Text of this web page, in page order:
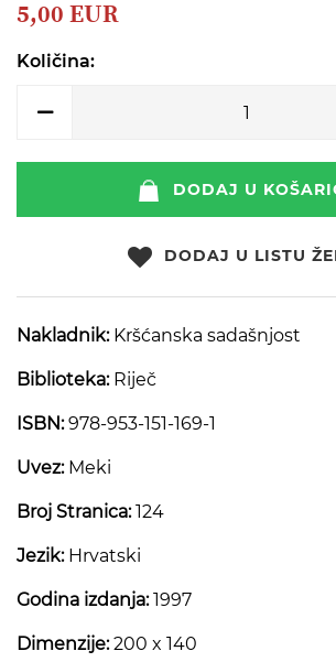
of
images
5,00 EUR
Količina:
DODAJ U
DODAJ U LISTU
Nakladnik: Kršćanska sadašnjost
Biblioteka: Riječ
ISBN:978-953-151-169-1
Uvez:Meki
Broj Stranica:124
Jezik:Hrvatski
Godina izdanja:1997
Dimenzije:200 x 140